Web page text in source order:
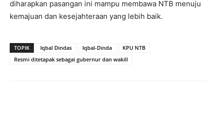
diharapkan pasangan ini mampu membawa NTB menuju
kemajuan dan kesejahteraan yang lebih baik.
TOPIK Iqbal Dindas Iqbal-Dinda
KPU NTB
Resmi ditetapak sebagai gubernur dan wakill